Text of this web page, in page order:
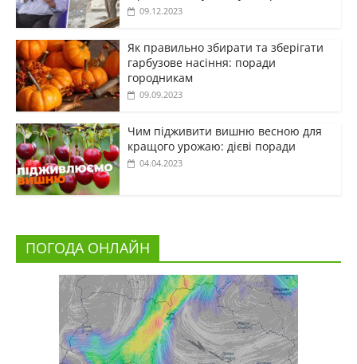
09.12.2023
Як правильно збирати та зберігати
гарбузове насіння: поради
городникам
09.09.2023
Чим підживити вишню весною для
кращого урожаю: дієві поради
04.04.2023
ПОГОДА ОНЛАЙН